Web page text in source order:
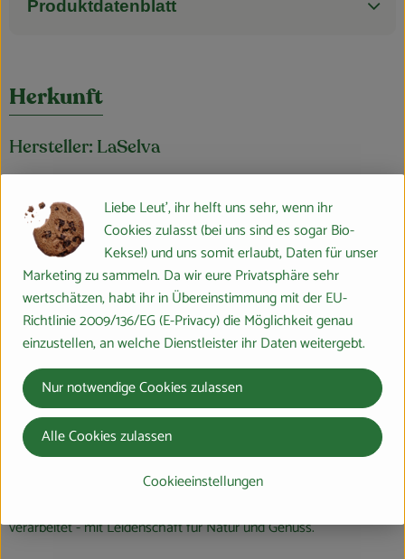
Produktdatenblatt
Herkunft
Hersteller: LaSelva
LaSelva Toskana Feinkost Vertriebs GmbH
D 82166 Gräfelfing
Bio mit italienischer Lebensart und Leidenschaft für Natur
und Genuss
In der südlichen Toskana liegt der Biohof LaSelva. Seit 1980 wird
hier ökologischer Landbau betrieben, seit 2018 ist die
Landwirtschaft Naturland Fair zertifiziert. Auf ca. 600 Hektar
Nutzfläche werden Gemüse, Obst, Wein und Getreide angebaut.
In der Hof-Manufaktur werden Gemüse gewaschen, von Hand
verarbeitet - mit Leidenschaft für Natur und Genuss.
Liebe Leut', ihr helft uns sehr, wenn ihr
Cookies zulasst (bei uns sind es sogar Bio-
Kekse!) und uns somit erlaubt, Daten für unser
Marketing zu sammeln. Da wir eure Privatsphäre sehr
wertschätzen, habt ihr in Übereinstimmung mit der EU-
Richtlinie 2009/136/EG (E-Privacy) die Möglichkeit genau
einzustellen, an welche Dienstleister ihr Daten weitergebt.
Cookieeinstellungen
Nur notwendige Cookies zulassen
Alle Cookies zulassen